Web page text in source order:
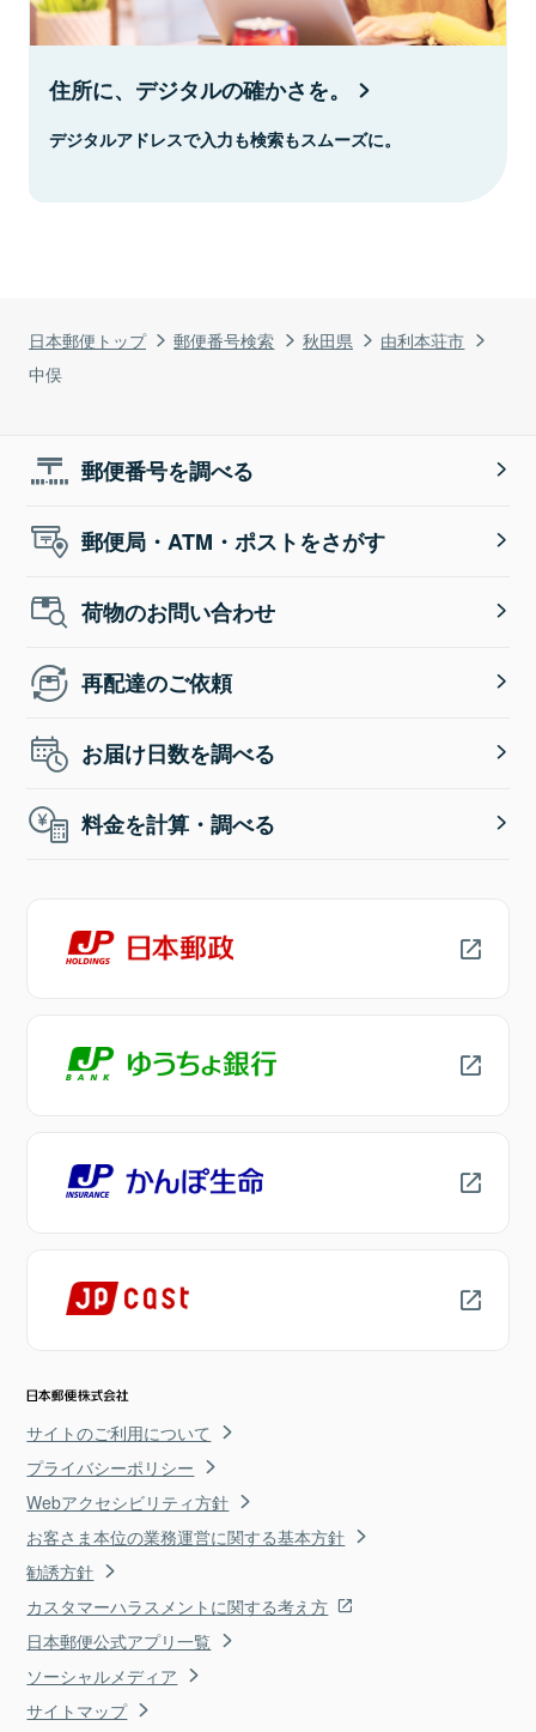
日本郵便トップ 郵便番号検索 秋田県
由利本荘市
中俣
住所に、デジタルの確かさを。
デジタルアドレスで入力も検索もスムーズに。
郵便番号を調べる
郵便局・ATM・ポストをさがす
荷物のお問い合わせ
再配達のご依頼
お届け日数を調べる
料金を計算・調べる
サイトのご利用について
プライバシーポリシー
Webアクセシビリティ方針
お客さま本位の業務運営に関する基本方針
勧誘方針
カスタマーハラスメントに関する考え方
日本郵便公式アプリ一覧
ソーシャルメディア
サイトマップ